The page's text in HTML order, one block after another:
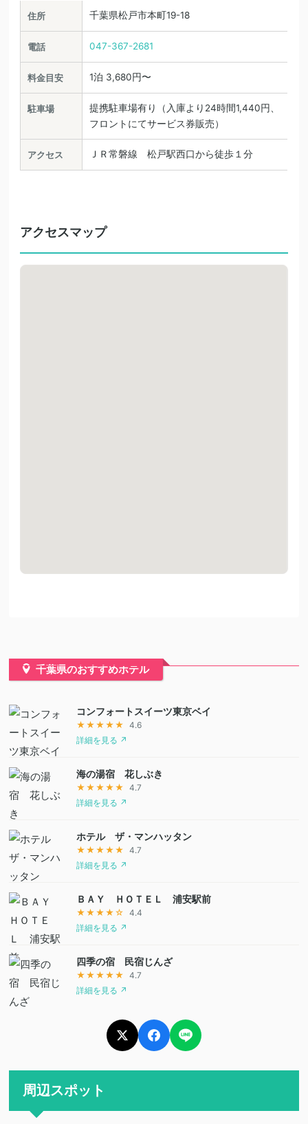
住所 千葉県松戸市本町19-18
電話 047-367-2681
料金目安 1泊 3,680円〜
駐車場
提携駐車場有り（入庫より24時間1,440円、
フロントにてサービス券販売）
アクセス ＪＲ常磐線 松戸駅西口から徒歩１分
アクセスマップ
千葉県のおすすめホテル
コンフォートスイーツ東京ベイ
★★★★★
4.6
詳細を見る ↗
海の湯宿 花しぶき
★★★★★
4.7
詳細を見る ↗
ホテル ザ・マンハッタン
★★★★★
4.7
詳細を見る ↗
ＢＡＹ ＨＯＴＥＬ 浦安駅前
★★★★☆
4.4
詳細を見る ↗
四季の宿 民宿じんざ
★★★★★
4.7
詳細を見る ↗
周辺スポット